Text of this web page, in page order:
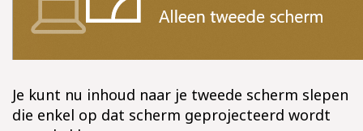
Je kunt nu inhoud naar je tweede scherm slepen
die enkel op dat scherm geprojecteerd wordt